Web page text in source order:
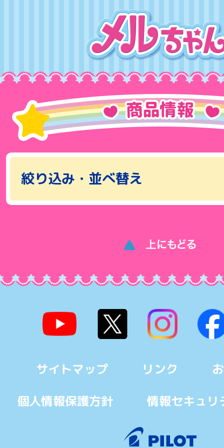
絞り込み・並べ替え
サイトマップ リンク
個人情報保護方針
情報セキュリ